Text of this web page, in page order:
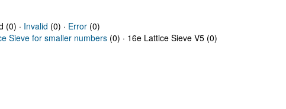
(0) · Invalid (0) · Error(0)
Sieve for smaller numbers (0) · 16e Lattice Sieve V5 (0)